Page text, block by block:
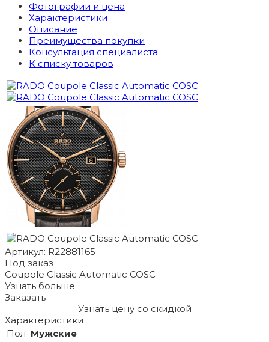
Фотографии и цена
Характеристики
Описание
Преимущества покупки
Консультация специалиста
К списку товаров
Артикул: R22881165
Под заказ
Coupole Classic Automatic COSC
Узнать больше
Заказать
Узнать цену со скидкой
Характеристики
Пол Мужские